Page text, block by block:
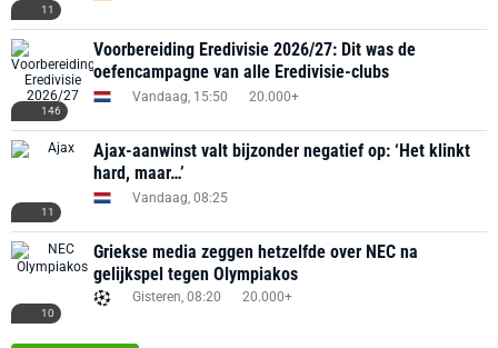
11
146
Voorbereiding Eredivisie 2026/27: Dit was de
oefencampagne van alle Eredivisie-clubs
Vandaag, 15:50 20.000+
11
Ajax-aanwinst valt bijzonder negatief op: ‘Het klinkt
hard, maar…’
Vandaag, 08:25
10
Griekse media zeggen hetzelfde over NEC na
gelijkspel tegen Olympiakos
Gisteren, 08:20 20.000+